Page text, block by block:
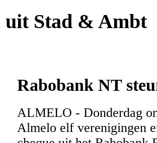
uit Stad & Ambt
Rabobank NT
ALMELO - Donderdag
Almelo elf verenigingen